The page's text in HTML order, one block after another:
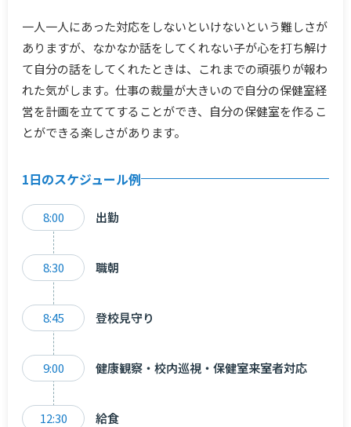
一人一人にあった対応をしないといけないという難しさが
ありますが、なかなか話をしてくれない子が心を打ち解け
て自分の話をしてくれたときは、これまでの頑張りが報わ
れた気がします。仕事の裁量が大きいので自分の保健室経
営を計画を立ててすることができ、自分の保健室を作るこ
とができる楽しさがあります。
1日のスケジュール例
8:00 出勤
8:30 職朝
8:45 登校見守り
9:00 健康観察・校内巡視・保健室来室者対応
12:30 給食